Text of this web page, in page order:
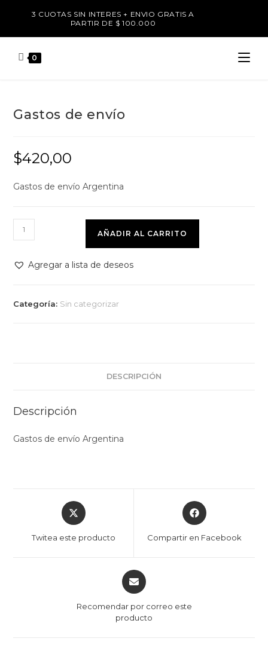
3 CUOTAS SIN INTERES + ENVIO GRATIS A
PARTIR DE $ 100.000
0
Gastos de envío
$420,00
Gastos de envío Argentina
AÑADIR AL CARRITO
Agregar a lista de deseos
Categoría: Sin categorizar
DESCRIPCIÓN
Descripción
Gastos de envío Argentina
Twitea este producto Compartir en Facebook
Recomendar por correo este
producto